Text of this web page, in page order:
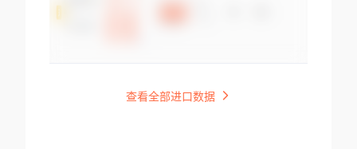
查看全部进口数据